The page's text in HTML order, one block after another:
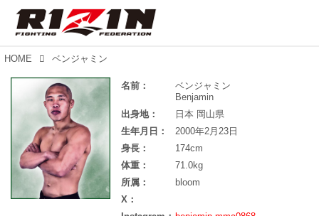
HOME ベンジャミン
名前：
ベンジャミン
Benjamin
出身地：
日本 岡山県
生年月日：
2000年2月23日
身長：
174cm
体重：
71.0kg
所属：
bloom
X：